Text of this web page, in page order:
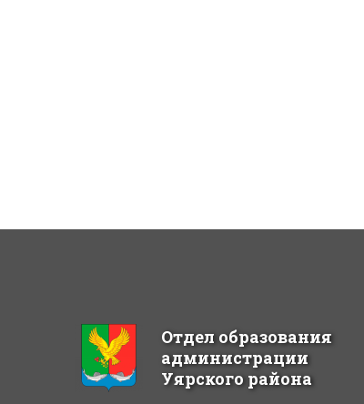
Отдел образования
администрации
Уярского района